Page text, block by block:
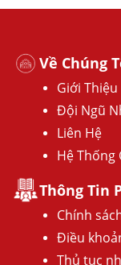
Về Chúng
Giới Thiệu
Đội Ngũ
Liên Hệ
Hệ Thống
Thông Tin
Chính
Điều
Thủ tục